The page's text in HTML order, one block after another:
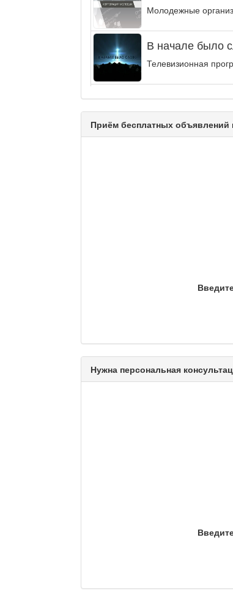
Молодежные
В начале было
Телевизионная
Энергия удачи
Музыкально-
На
Актуальный
Приём бесплатных объявлений
Нужна персональная